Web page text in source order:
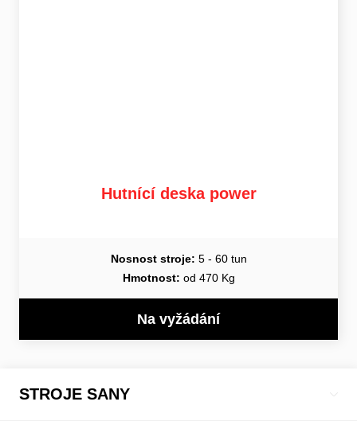
Hutnící deska power
Nosnost stroje: 5 - 60 tun
Hmotnost: od 470 Kg
Na vyžádání
STROJE SANY